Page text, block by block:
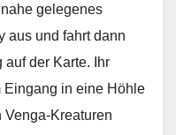
gelegenes
aus und fahrt dann
auf der Karte. Ihr
Eingang in eine Höhle
Kreaturen